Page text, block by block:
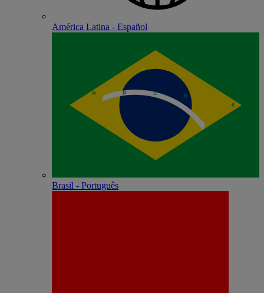
América Latina - Español
Brasil - Português